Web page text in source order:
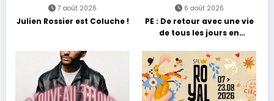
7 août 2026
Julien Rossier est Coluche !
6 août 2026
PE : De retour avec une vie
de tous les jours en